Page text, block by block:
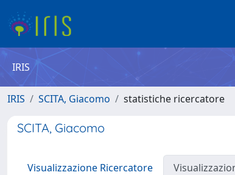
IRIS
IRIS SCITA, Giacomo statistiche ricercatore
SCITA, Giacomo
Visualizzazione Ricercatore